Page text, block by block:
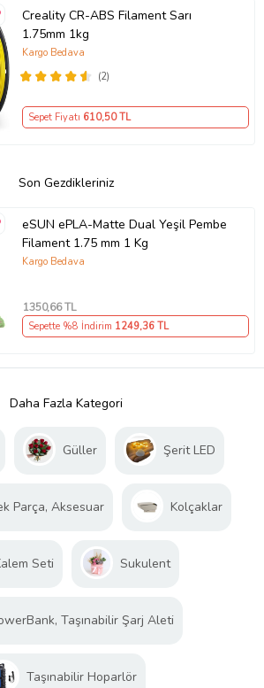
Creality CR-ABS Filament Sarı
1.75mm 1kg
(2)
Kargo Bedava
Sepet Fiyatı 610,50 TL
Son Gezdikleriniz
eSUN ePLA-Matte Dual Yeşil Pembe
Filament 1.75 mm 1 Kg
Kargo Bedava
1350,66 TL
Sepette %8 İndirim 1249,36 TL
Daha Fazla Kategori
Güller Şerit LED
Parça, Aksesuar Kolçaklar
Seti Sukulent
Taşınabilir Şarj Aleti
Taşınabilir Hoparlör